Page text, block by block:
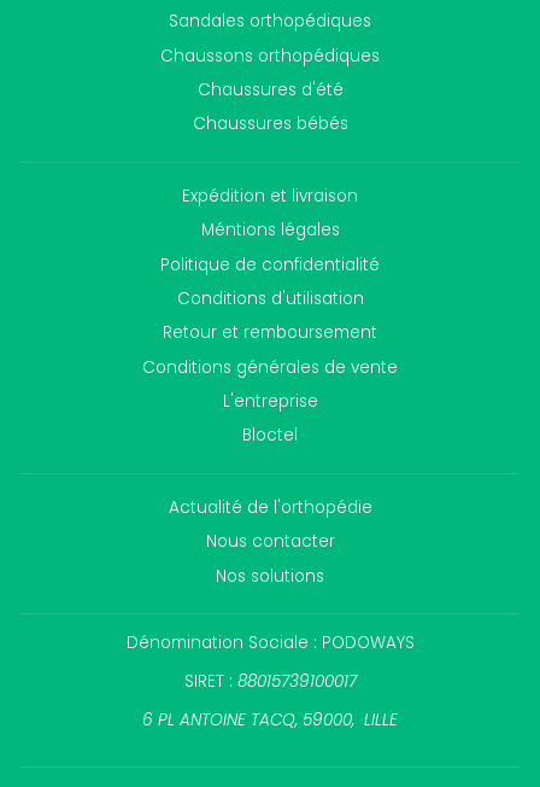
Sandales orthopédiques
Chaussons orthopédiques
Chaussures d'été
Chaussures bébés
Expédition et livraison
Méntions légales
Politique de confidentialité
Conditions d'utilisation
Retour et remboursement
Conditions générales de vente
L'entreprise
Bloctel
Actualité de l'orthopédie
Nous contacter
Nos solutions
Dénomination Sociale : PODOWAYS
SIRET : 88015739100017
6 PL ANTOINE TACQ, 59000, LILLE